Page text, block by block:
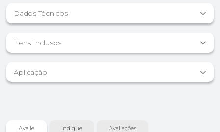
Dados Técnicos
Itens Inclusos
Aplicação
Avalie Indique Avaliações